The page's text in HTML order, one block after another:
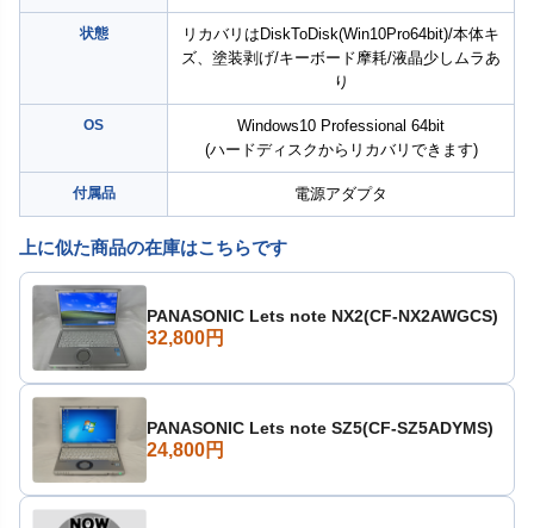
状態
リカバリはDiskToDisk(Win10Pro64bit)/本体キ
ズ、塗装剥げ/キーボード摩耗/液晶少しムラあ
り
OS
Windows10 Professional 64bit
(ハードディスクからリカバリできます)
付属品 電源アダプタ
上に似た商品の在庫はこちらです
PANASONIC Lets note NX2(CF-NX2AWGCS)
32,800円
PANASONIC Lets note SZ5(CF-SZ5ADYMS)
24,800円